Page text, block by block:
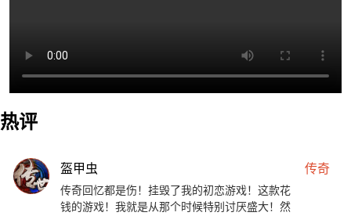
热评
盔甲虫 传奇
传奇回忆都是伤！挂毁了我的初恋游戏！这款花
钱的游戏！我就是从那个时候特别讨厌盛大！然